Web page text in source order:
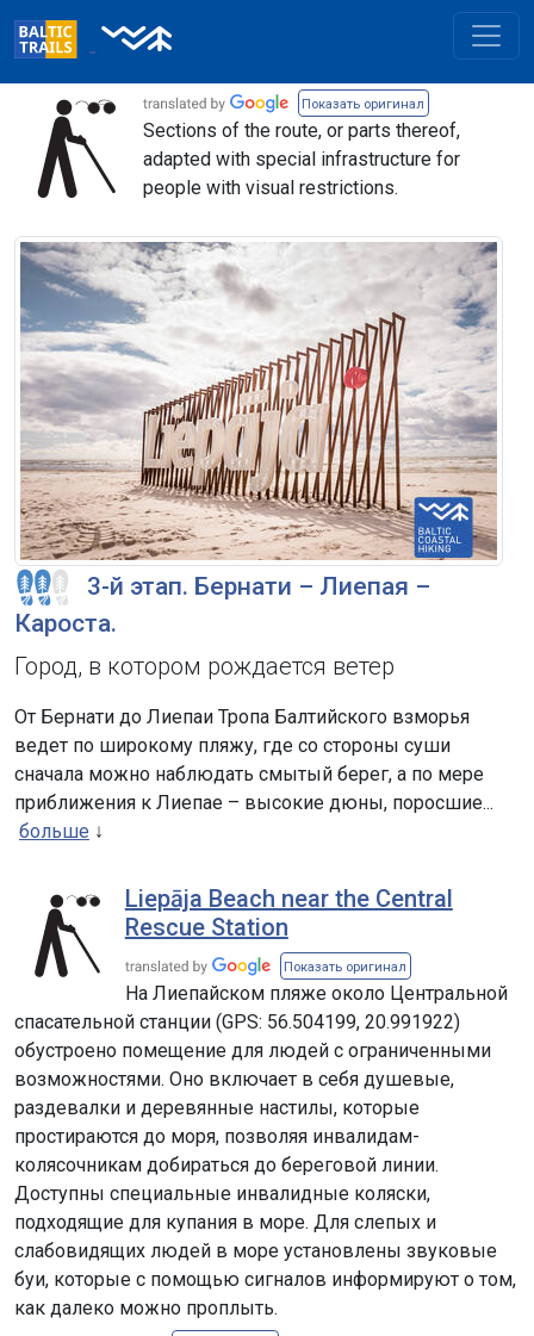
Показать оригинал
Sections of the route, or parts thereof,
adapted with special infrastructure for
people with visual restrictions.
3-й этап. Бернати – Лиепая –
Кароста.
Город, в котором рождается ветер
От Бернати до Лиепаи Тропа Балтийского взморья
ведет по широкому пляжу, где со стороны суши
сначала можно наблюдать смытый берег, а по мере
приближения к Лиепае – высокие дюны, поросшие...
больше
Liepāja Beach near the Central
Rescue Station
Показать оригинал
На Лиепайском пляже около Центральной
спасательной станции (GPS: 56.504199, 20.991922)
обустроено помещение для людей с ограниченными
возможностями. Оно включает в себя душевые,
раздевалки и деревянные настилы, которые
простираются до моря, позволяя инвалидам-
колясочникам добираться до береговой линии.
Доступны специальные инвалидные коляски,
подходящие для купания в море. Для слепых и
слабовидящих людей в море установлены звуковые
буи, которые с помощью сигналов информируют о том,
как далеко можно проплыть.